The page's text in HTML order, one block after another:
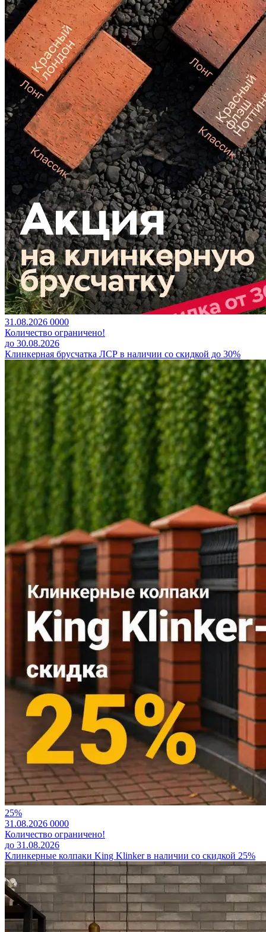
31.08.2026 0000
Количество ограничено!
до 30.08.2026
Клинкерная брусчатка ЛСР в наличии со скидкой до 30%
25%
31.08.2026 0000
Количество ограничено!
до 31.08.2026
Клинкерные колпаки King Klinker в наличии со скидкой 25%